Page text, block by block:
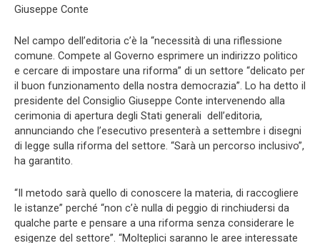
Giuseppe Conte
Nel campo dell’editoria c’è la “necessità di una riflessione
comune. Compete al Governo esprimere un indirizzo politico
e cercare di impostare una riforma” di un settore “delicato per
il buon funzionamento della nostra democrazia”. Lo ha detto il
presidente del Consiglio Giuseppe Conte intervenendo alla
cerimonia di apertura degli Stati generali dell’editoria,
annunciando che l’esecutivo presenterà a settembre i disegni
di legge sulla riforma del settore. “Sarà un percorso inclusivo”,
ha garantito.
“Il metodo sarà quello di conoscere la materia, di raccogliere
le istanze” perché “non c’è nulla di peggio di rinchiudersi da
qualche parte e pensare a una riforma senza considerare le
esigenze del settore”. “Molteplici saranno le aree interessate